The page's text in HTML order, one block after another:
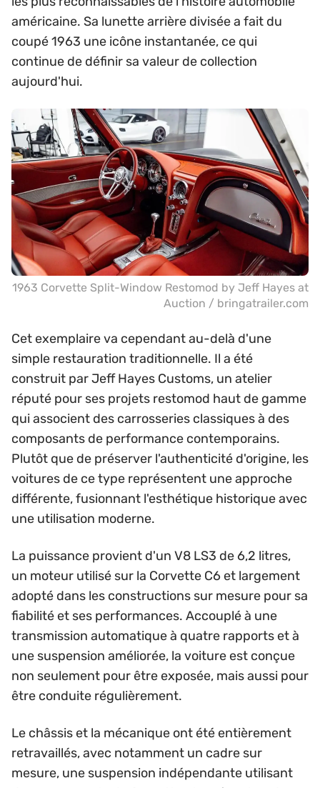
américaine. Sa lunette arrière divisée a fait du
coupé 1963 une icône instantanée, ce qui
continue de définir sa valeur de collection
aujourd'hui.
1963 Corvette Split-Window Restomod by Jeff Hayes at
Auction / bringatrailer.com
Cet exemplaire va cependant au-delà d'une
simple restauration traditionnelle. Il a été
construit par Jeff Hayes Customs, un atelier
réputé pour ses projets restomod haut de gamme
qui associent des carrosseries classiques à des
composants de performance contemporains.
Plutôt que de préserver l'authenticité d'origine, les
voitures de ce type représentent une approche
différente, fusionnant l'esthétique historique avec
une utilisation moderne.
La puissance provient d'un V8 LS3 de 6,2 litres,
un moteur utilisé sur la Corvette C6 et largement
adopté dans les constructions sur mesure pour sa
fiabilité et ses performances. Accouplé à une
transmission automatique à quatre rapports et à
une suspension améliorée, la voiture est conçue
non seulement pour être exposée, mais aussi pour
être conduite régulièrement.
Le châssis et la mécanique ont été entièrement
retravaillés, avec notamment un cadre sur
mesure, une suspension indépendante utilisant